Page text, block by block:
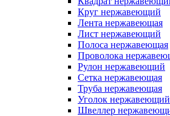
Круг нержавеющий
Лента нержавеющая
Лист нержавеющий
Полоса нержавеющая
Проволока
Рулон нержавеющий
Сетка нержавеющая
Труба нержавеющая
Уголок нержавеющий
Швеллер